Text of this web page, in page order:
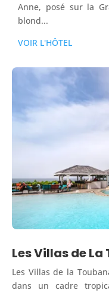
Anne, posé sur la
blond...
VOIR L'HÔTEL
Les Villas de
Les Villas de la
dans un cadre